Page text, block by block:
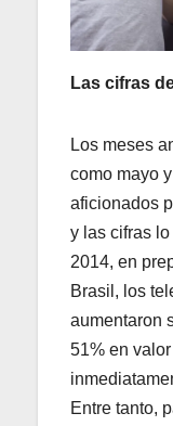
Las cifras
Los meses
como mayo
aficionados
y las cifras
2014, en
Brasil, los
aumentaron
51% en
Entre tanto,